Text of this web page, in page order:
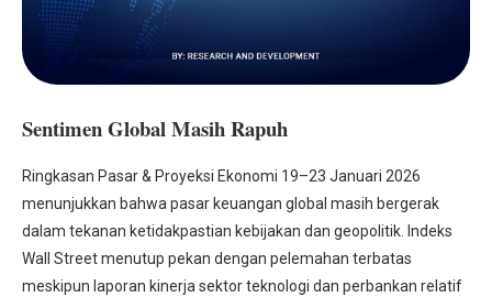
Sentimen Global Masih Rapuh
Ringkasan Pasar & Proyeksi Ekonomi 19–23 Januari 2026
menunjukkan bahwa pasar keuangan global masih bergerak
dalam tekanan ketidakpastian kebijakan dan geopolitik. Indeks
Wall Street menutup pekan dengan pelemahan terbatas
meskipun laporan kinerja sektor teknologi dan perbankan relatif